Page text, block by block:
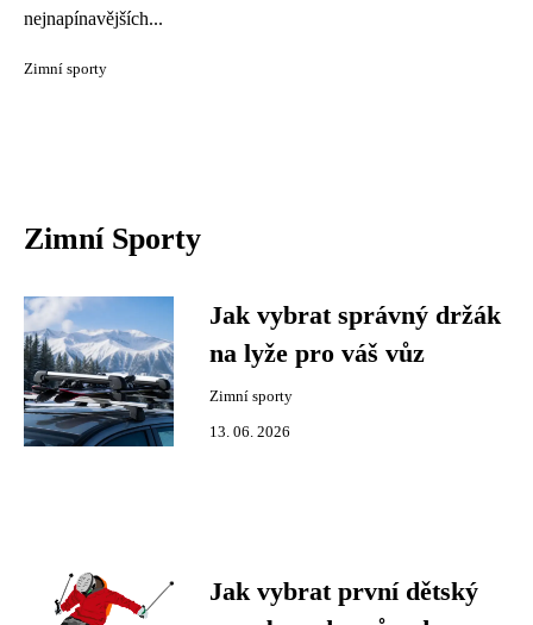
nejnapínavějších...
Zimní sporty
Zimní Sporty
Jak vybrat správný držák
na lyže pro váš vůz
Zimní sporty
13. 06. 2026
Jak vybrat první dětský